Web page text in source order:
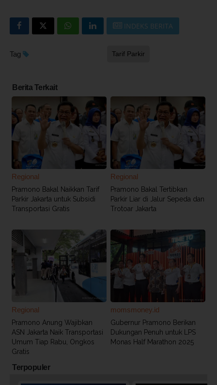
INDEKS BERITA
Tag Tarif Parkir
Berita Terkait
Regional
Pramono Bakal Naikkan Tarif
Parkir Jakarta untuk Subsidi
Transportasi Gratis
Regional
Pramono Bakal Tertibkan
Parkir Liar di Jalur Sepeda dan
Trotoar Jakarta
Regional
Pramono Anung Wajibkan
ASN Jakarta Naik Transportasi
Umum Tiap Rabu, Ongkos
Gratis
momsmoney.id
Gubernur Pramono Berikan
Dukungan Penuh untuk LPS
Monas Half Marathon 2025
Terpopuler